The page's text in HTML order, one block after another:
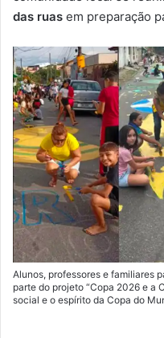
das ruas em preparação
Alunos, professores e familiares
parte do projeto “Copa 2026 e a
social e o espírito da Copa do